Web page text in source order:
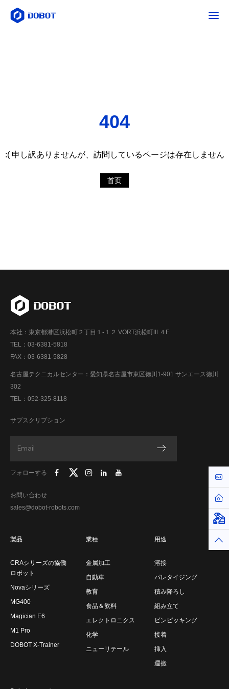
404
:( 申し訳ありませんが、訪問しているページは存在しません
首页
本社：東京都港区浜松町２丁目１-１２ VORT浜松町Ⅲ ４F
TEL：03-6381-5818
FAX：03-6381-5828
名古屋テクニカルセンター：愛知県名古屋市東区徳川1-901 サンエース徳川
302
TEL：052-325-8118
サブスクリプション
フォローする
お問い合わせ
sales@dobot-robots.com
製品
CRAシリーズの協働
ロボット
Novaシリーズ
MG400
Magician E6
M1 Pro
DOBOT X-Trainer
業種
金属加工
自動車
教育
食品＆飲料
エレクトロニクス
化学
ニューリテール
用途
溶接
パレタイジング
積み降ろし
組み立て
ビンピッキング
接着
挿入
運搬
お
ホ
仮
ト